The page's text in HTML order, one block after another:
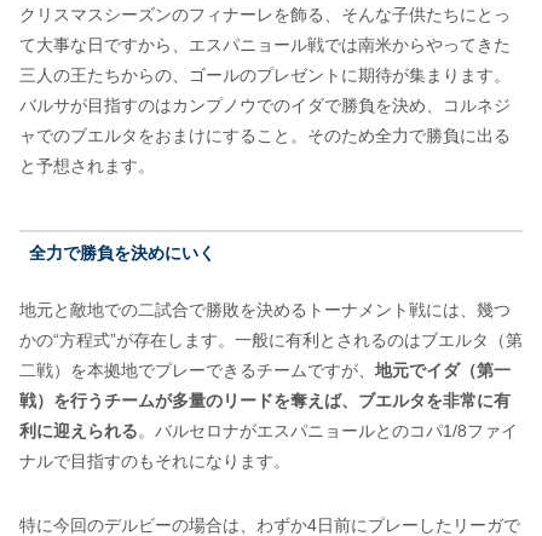
クリスマスシーズンのフィナーレを飾る、そんな子供たちにとっ
て大事な日ですから、エスパニョール戦では南米からやってきた
三人の王たちからの、ゴールのプレゼントに期待が集まります。
バルサが目指すのはカンプノウでのイダで勝負を決め、コルネジ
ャでのブエルタをおまけにすること。そのため全力で勝負に出る
と予想されます。
全力で勝負を決めにいく
地元と敵地での二試合で勝敗を決めるトーナメント戦には、幾つ
かの“方程式”が存在します。一般に有利とされるのはブエルタ（第
二戦）を本拠地でプレーできるチームですが、 地元でイダ（第一
戦）を行うチームが多量のリードを奪えば、ブエルタを非常に有
利に迎えられる。バルセロナがエスパニョールとのコパ1/8ファイ
ナルで目指すのもそれになります。
特に今回のデルビーの場合は、わずか4日前にプレーしたリーガで